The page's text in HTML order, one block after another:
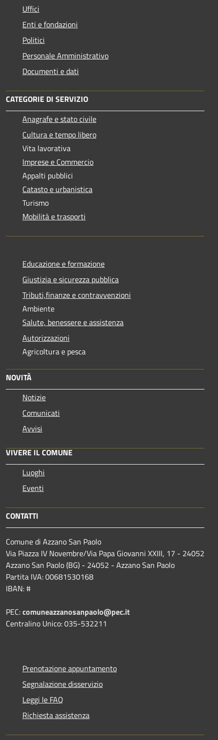
Uffici
Enti e fondazioni
Politici
Personale Amministrativo
Documenti e dati
CATEGORIE DI SERVIZIO
Anagrafe e stato civile
Cultura e tempo libero
Vita lavorativa
Imprese e Commercio
Appalti pubblici
Catasto e urbanistica
Turismo
Mobilità e trasporti
Educazione e formazione
Giustizia e sicurezza pubblica
Tributi,finanze e contravvenzioni
Ambiente
Salute, benessere e assistenza
Autorizzazioni
Agricoltura e pesca
NOVITÀ
Notizie
Comunicati
Avvisi
VIVERE IL COMUNE
Luoghi
Eventi
CONTATTI
Comune di Azzano San Paolo
Via Piazza IV Novembre/Via Papa Giovanni XXIII, 17 - 24052
Azzano San Paolo (BG) - 24052 - Azzano San Paolo
Partita IVA: 00681530168
IBAN: #
PEC:comuneazzanosanpaolo@pec.it
Centralino Unico: 035-532211
Prenotazione appuntamento
Segnalazione disservizio
Leggi le FAQ
Richiesta assistenza